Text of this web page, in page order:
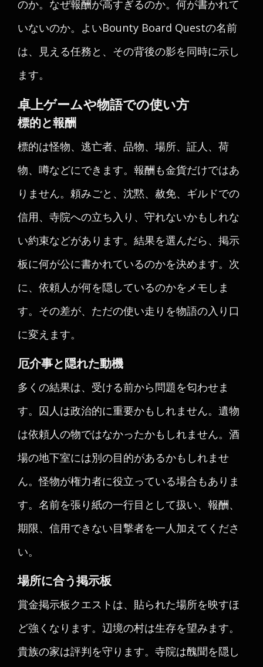
のか。なぜ報酬が高すぎるのか。何が書かれて
いないのか。よいBounty Board Questの名前
は、見える任務と、その背後の影を同時に示し
ます。
卓上ゲームや物語での使い方
標的と報酬
標的は怪物、逃亡者、品物、場所、証人、荷
物、噂などにできます。報酬も金貨だけではあ
りません。頼みごと、沈黙、赦免、ギルドでの
信用、寺院への立ち入り、守れないかもしれな
い約束などがあります。結果を選んだら、掲示
板に何が公に書かれているのかを決めます。次
に、依頼人が何を隠しているのかをメモしま
す。その差が、ただの使い走りを物語の入り口
に変えます。
厄介事と隠れた動機
多くの結果は、受ける前から問題を匂わせま
す。囚人は政治的に重要かもしれません。遺物
は依頼人の物ではなかったかもしれません。酒
場の地下室には別の目的があるかもしれませ
ん。怪物が権力者に役立っている場合もありま
す。名前を張り紙の一行目として扱い、報酬、
期限、信用できない目撃者を一人加えてくださ
い。
場所に合う掲示板
賞金掲示板クエストは、貼られた場所を映すほ
ど強くなります。辺境の村は生存を望みます。
貴族の家は評判を守ります。寺院は醜聞を隠し